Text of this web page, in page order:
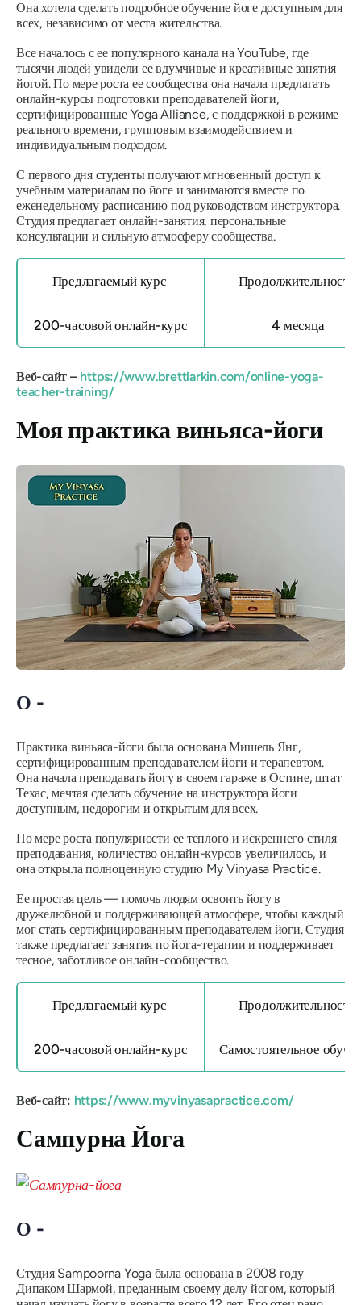
Она хотела сделать подробное обучение йоге доступным для
всех, независимо от места жительства.
Все началось с ее популярного канала на YouTube, где
тысячи людей увидели ее вдумчивые и креативные занятия
йогой. По мере роста ее сообщества она начала предлагать
онлайн-курсы подготовки преподавателей йоги,
сертифицированные Yoga Alliance, с поддержкой в ​​режиме
реального времени, групповым взаимодействием и
индивидуальным подходом.
С первого дня студенты получают мгновенный доступ к
учебным материалам по йоге и занимаются вместе по
еженедельному расписанию под руководством инструктора.
Студия предлагает онлайн-занятия, персональные
консультации и сильную атмосферу сообщества.
Предлагаемый курс Продолжительность
200-часовой онлайн-курс 4 месяца
Веб-сайт –https://www.brettlarkin.com/online-yoga-
teacher-training/
Моя практика виньяса-йоги
О -
Практика виньяса-йоги была основана Мишель Янг,
сертифицированным преподавателем йоги и терапевтом.
Она начала преподавать йогу в своем гараже в Остине, штат
Техас, мечтая сделать обучение на инструктора йоги
доступным, недорогим и открытым для всех.
По мере роста популярности ее теплого и искреннего стиля
преподавания, количество онлайн-курсов увеличилось, и
она открыла полноценную студию My Vinyasa Practice.
Ее простая цель — помочь людям освоить йогу в
дружелюбной и поддерживающей атмосфере, чтобы каждый
мог стать сертифицированным преподавателем йоги. Студия
также предлагает занятия по йога-терапии и поддерживает
тесное, заботливое онлайн-сообщество.
Предлагаемый курс Продолжительность
200-часовой онлайн-курс Самостоятельное
Веб-сайт: https://www.myvinyasapractice.com/
Сампурна Йога
О -
Студия Sampoorna Yoga была основана в 2008 году
Дипаком Шармой, преданным своему делу йогом, который